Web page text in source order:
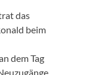
das
beim
dem Tag